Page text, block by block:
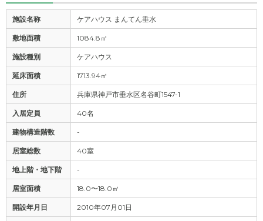
施設名称 ケアハウス まんてん垂水
敷地面積 1084.8㎡
施設種別 ケアハウス
延床面積 1713.94㎡
住所 兵庫県神戸市垂水区名谷町1547-1
入居定員 40名
建物構造階数 -
居室総数 40室
地上階・地下階 -
居室面積 18.0〜18.0㎡
開設年月日 2010年07月01日